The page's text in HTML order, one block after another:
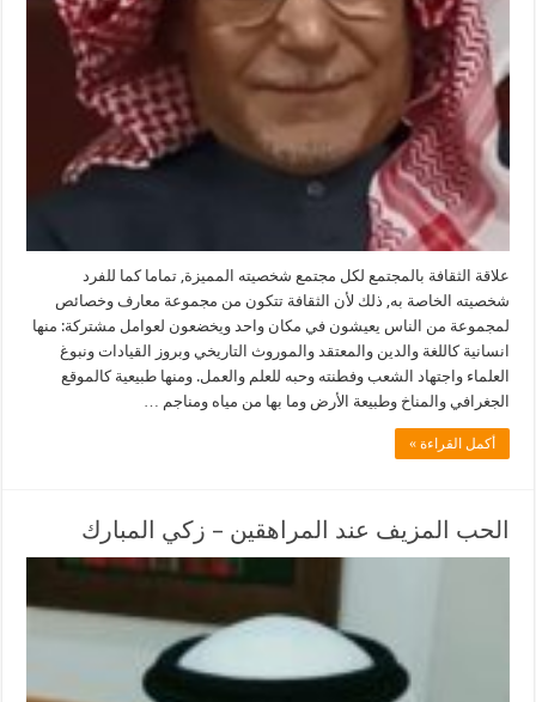
علاقة الثقافة بالمجتمع لكل مجتمع شخصيته المميزة, تماما كما للفرد
شخصيته الخاصة به, ذلك لأن الثقافة تتكون من مجموعة معارف وخصائص
لمجموعة من الناس يعيشون في مكان واحد ويخضعون لعوامل مشتركة: منها
انسانية كاللغة والدين والمعتقد والموروث التاريخي وبروز القيادات ونبوغ
العلماء واجتهاد الشعب وفطنته وحبه للعلم والعمل. ومنها طبيعية كالموقع
الجغرافي والمناخ وطبيعة الأرض وما بها من مياه ومناجم …
أكمل القراءة »
الحب المزيف عند المراهقين – زكي المبارك